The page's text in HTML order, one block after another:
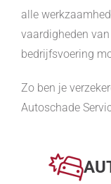
alle
vaardigheden
bedrijfsvoering
Zo ben je
Autoschade